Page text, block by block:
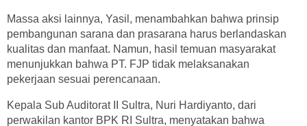
Massa aksi lainnya, Yasil, menambahkan bahwa prinsip
pembangunan sarana dan prasarana harus berlandaskan
kualitas dan manfaat. Namun, hasil temuan masyarakat
menunjukkan bahwa PT. FJP tidak melaksanakan
pekerjaan sesuai perencanaan.
Kepala Sub Auditorat II Sultra, Nuri Hardiyanto, dari
perwakilan kantor BPK RI Sultra, menyatakan bahwa